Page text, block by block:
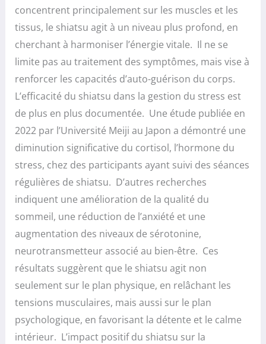
concentrent principalement sur les muscles et les
tissus, le shiatsu agit à un niveau plus profond, en
cherchant à harmoniser l’énergie vitale. Il ne se
limite pas au traitement des symptômes, mais vise à
renforcer les capacités d’auto-guérison du corps.
L’efficacité du shiatsu dans la gestion du stress est
de plus en plus documentée. Une étude publiée en
2022 par l’Université Meiji au Japon a démontré une
diminution significative du cortisol, l’hormone du
stress, chez des participants ayant suivi des séances
régulières de shiatsu. D’autres recherches
indiquent une amélioration de la qualité du
sommeil, une réduction de l’anxiété et une
augmentation des niveaux de sérotonine,
neurotransmetteur associé au bien-être. Ces
résultats suggèrent que le shiatsu agit non
seulement sur le plan physique, en relâchant les
tensions musculaires, mais aussi sur le plan
psychologique, en favorisant la détente et le calme
intérieur. L’impact positif du shiatsu sur la